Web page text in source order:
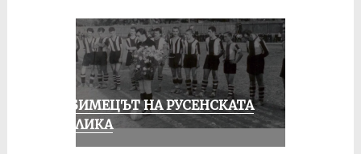
ЛЮБИМЕЦЪТ НА РУСЕНСКАТА
ПУБЛИКА